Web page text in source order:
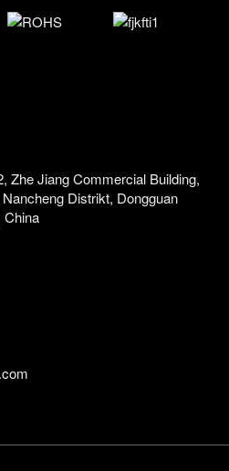
Zhe Jiang Commercial Building,
Distrikt, Dongguan
China